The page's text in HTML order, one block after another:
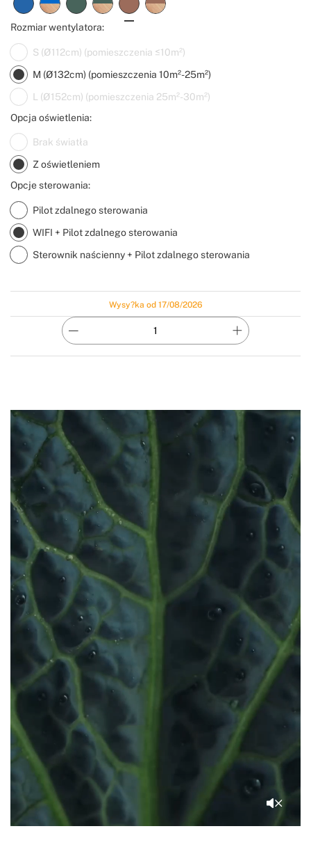
Rozmiar wentylatora:
S (Ø112cm) (pomieszczenia ≤10m²)
M (Ø132cm) (pomieszczenia 10m²-25m²)
L (Ø152cm) (pomieszczenia 25m²-30m²)
Opcja oświetlenia:
Brak światła
Z oświetleniem
Opcje sterowania:
Pilot zdalnego sterowania
WIFI + Pilot zdalnego sterowania
Sterownik naścienny + Pilot zdalnego sterowania
Wysy?ka od 17/08/2026